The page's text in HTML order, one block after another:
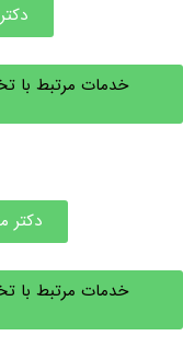
دكتر
خدمات مرتبط با
دكتر متخصص
خدمات مرتبط با